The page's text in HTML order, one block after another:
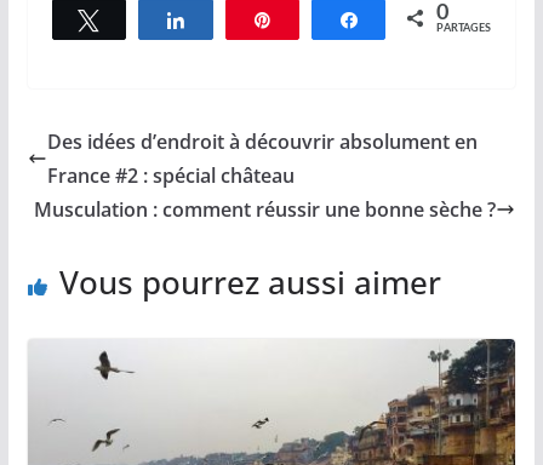
Tweetez Partagez Épingle Partagez0
PARTAGES
Des idées d’endroit à découvrir absolument en
France #2 : spécial château
Musculation : comment réussir une bonne sèche ?
Vous pourrez aussi aimer